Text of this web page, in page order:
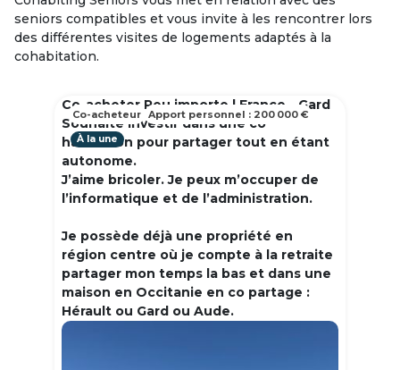
seniors compatibles et vous invite à les rencontrer lors
des différentes visites de logements adaptés à la
cohabitation.
Co-acheter Peu importe | France - Gard
Souhaite investir dans une co
habitation pour partager tout en étant
autonome.
J’aime bricoler. Je peux m’occuper de
l’informatique et de l’administration.
Je possède déjà une propriété en
région centre où je compte à la retraite
partager mon temps la bas et dans une
maison en Occitanie en co partage :
Hérault ou Gard ou Aude.
À la une
Co-acheteur Apport personnel : 200 000 €